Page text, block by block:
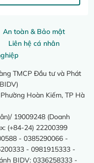
An toàn & Bảo mật
Liên hệ cá nhân
TMCP Đầu tư và Phát
Hoàn Kiếm, TP Hà
19009248 (Doanh
(+84-24) 22200399
- 0385290066 -
- 0981915333 -
BIDV: 0336258333 -